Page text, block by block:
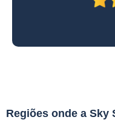
Regiões onde a Sky